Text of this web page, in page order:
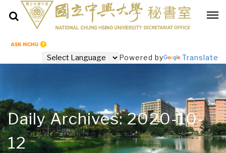
Powered by Translate
Daily Archives: 2020-10-
12